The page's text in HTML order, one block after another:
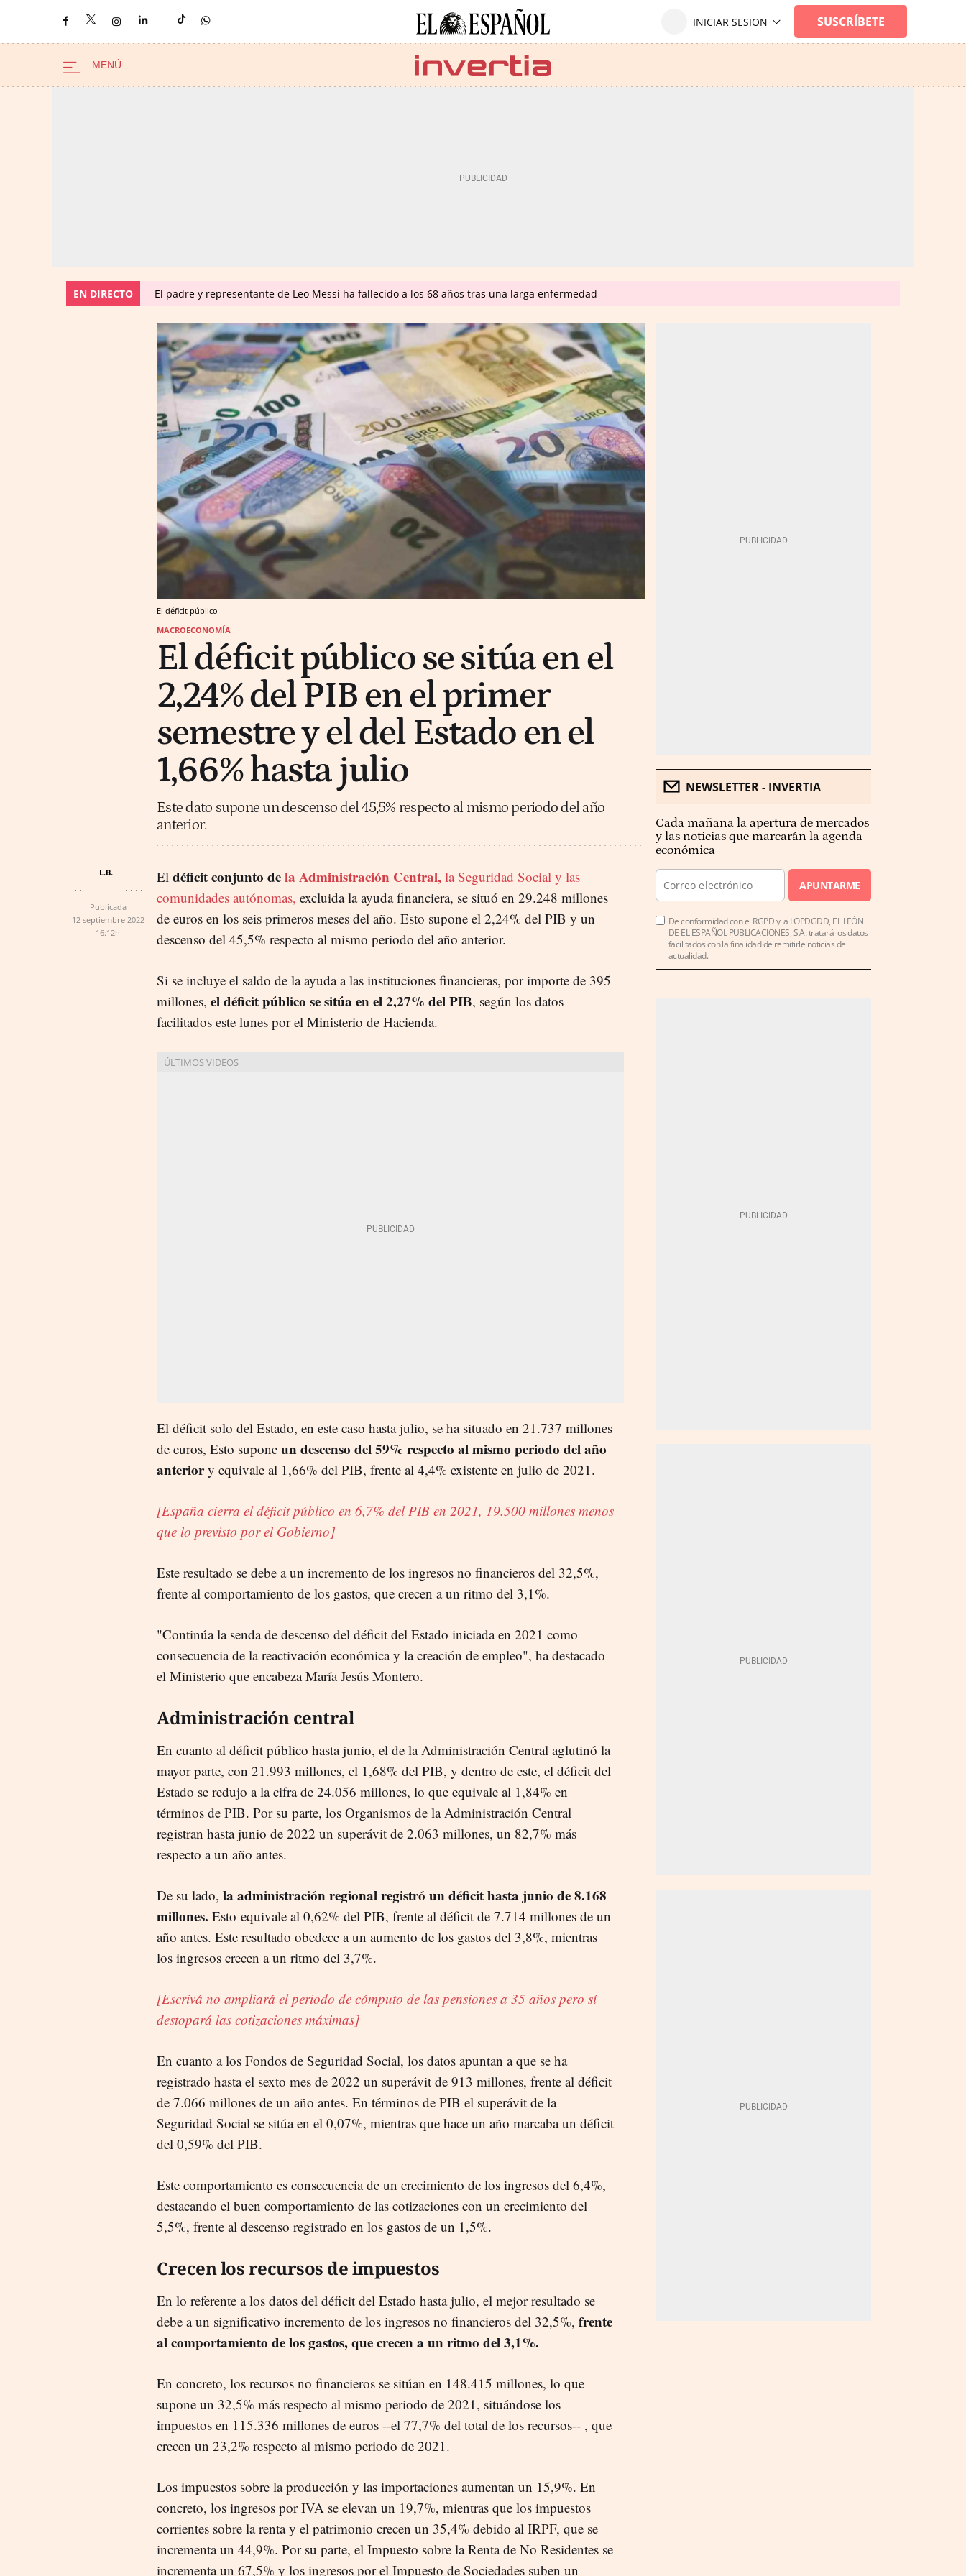
EN DIRECTO El padre y representante de Leo Messi ha fallecido a los 68 años tras una larga enfermedad
El déficit público
MACROECONOMÍA
El déficit público se sitúa en el
2,24% del PIB en el primer
semestre y el del Estado en el
1,66% hasta julio
Este dato supone un descenso del 45,5% respecto al mismo periodo del año
anterior.
L.B.
Publicada
12 septiembre 2022
16:12h
El déficit conjunto dela Administración Central, la Seguridad Social y las
comunidades autónomas, excluida la ayuda financiera, se situó en 29.248 millones
de euros en los seis primeros meses del año. Esto supone el 2,24% del PIB y un
descenso del 45,5% respecto al mismo periodo del año anterior.
Si se incluye el saldo de la ayuda a las instituciones financieras, por importe de 395
millones, el déficit público se sitúa en el 2,27% del PIB, según los datos
facilitados este lunes por el Ministerio de Hacienda.
El déficit solo del Estado, en este caso hasta julio, se ha situado en 21.737 millones
de euros, Esto supone un descenso del 59% respecto al mismo periodo del año
anteriory equivale al 1,66% del PIB, frente al 4,4% existente en julio de 2021.
[España cierra el déficit público en 6,7% del PIB en 2021, 19.500 millones menos
que lo previsto por el Gobierno]
Este resultado se debe a un incremento de los ingresos no financieros del 32,5%,
frente al comportamiento de los gastos, que crecen a un ritmo del 3,1%.
"Continúa la senda de descenso del déficit del Estado iniciada en 2021 como
consecuencia de la reactivación económica y la creación de empleo", ha destacado
el Ministerio que encabeza María Jesús Montero.
Administración central
En cuanto al déficit público hasta junio, el de la Administración Central aglutinó la
mayor parte, con 21.993 millones, el 1,68% del PIB, y dentro de este, el déficit del
Estado se redujo a la cifra de 24.056 millones, lo que equivale al 1,84% en
términos de PIB. Por su parte, los Organismos de la Administración Central
registran hasta junio de 2022 un superávit de 2.063 millones, un 82,7% más
respecto a un año antes.
De su lado, la administración regional registró un déficit hasta junio de 8.168
millones. Esto equivale al 0,62% del PIB, frente al déficit de 7.714 millones de un
año antes. Este resultado obedece a un aumento de los gastos del 3,8%, mientras
los ingresos crecen a un ritmo del 3,7%.
[Escrivá no ampliará el periodo de cómputo de las pensiones a 35 años pero sí
destopará las cotizaciones máximas]
En cuanto a los Fondos de Seguridad Social, los datos apuntan a que se ha
registrado hasta el sexto mes de 2022 un superávit de 913 millones, frente al déficit
de 7.066 millones de un año antes. En términos de PIB el superávit de la
Seguridad Social se sitúa en el 0,07%, mientras que hace un año marcaba un déficit
del 0,59% del PIB.
Este comportamiento es consecuencia de un crecimiento de los ingresos del 6,4%,
destacando el buen comportamiento de las cotizaciones con un crecimiento del
5,5%, frente al descenso registrado en los gastos de un 1,5%.
Crecen los recursos de impuestos
En lo referente a los datos del déficit del Estado hasta julio, el mejor resultado se
debe a un significativo incremento de los ingresos no financieros del 32,5%, frente
al comportamiento de los gastos, que crecen a un ritmo del 3,1%.
En concreto, los recursos no financieros se sitúan en 148.415 millones, lo que
supone un 32,5% más respecto al mismo periodo de 2021, situándose los
impuestos en 115.336 millones de euros --el 77,7% del total de los recursos-- , que
crecen un 23,2% respecto al mismo periodo de 2021.
Los impuestos sobre la producción y las importaciones aumentan un 15,9%. En
concreto, los ingresos por IVA se elevan un 19,7%, mientras que los impuestos
corrientes sobre la renta y el patrimonio crecen un 35,4% debido al IRPF, que se
incrementa un 44,9%. Por su parte, el Impuesto sobre la Renta de No Residentes se
incrementa un 67,5% y los ingresos por el Impuesto de Sociedades suben un
NEWSLETTER - INVERTIA
Cada mañana la apertura de mercados
y las noticias que marcarán la agenda
económica
APUNTARME
De conformidad con el RGPD y la LOPDGDD, EL LEÓN
DE EL ESPAÑOL PUBLICACIONES, S.A. tratará los datos
facilitados con la finalidad de remitirle noticias de
actualidad.